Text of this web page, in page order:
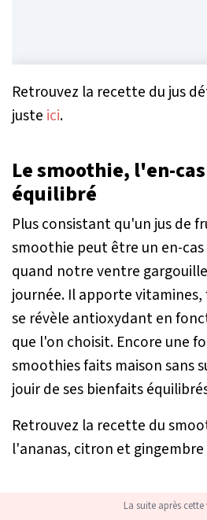
Retrouvez la recette du jus
juste ici.
Le smoothie, l'en-
équilibré
Plus consistant qu'un jus de
smoothie peut être un en-
quand notre ventre
journée. Il apporte
se révèle antioxydant en
que l'on choisit. Encore une
smoothies faits maison sans
jouir de ses bienfaits
Retrouvez la recette du
l'ananas, citron et gingembre
La suite après